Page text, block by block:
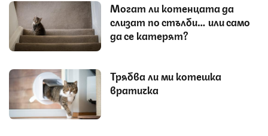
Могат ли котенцата да
слизат по стълби… или само
да се катерят?
Трябва ли ми котешка
вратичка